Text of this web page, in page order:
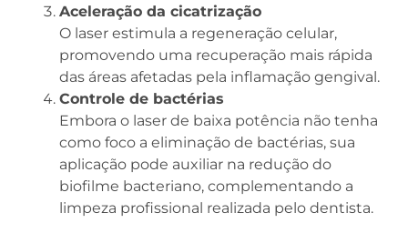
Aceleração da cicatrização
O laser estimula a regeneração celular,
promovendo uma recuperação mais rápida
das áreas afetadas pela inflamação gengival.
Controle de bactérias
Embora o laser de baixa potência não tenha
como foco a eliminação de bactérias, sua
aplicação pode auxiliar na redução do
biofilme bacteriano, complementando a
limpeza profissional realizada pelo dentista.